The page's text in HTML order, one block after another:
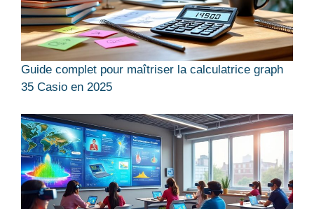
Guide complet pour maîtriser la calculatrice graph
35 Casio en 2025